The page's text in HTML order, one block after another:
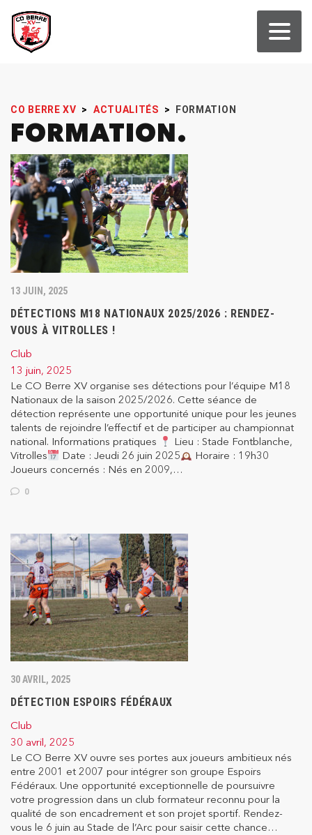
CO BERRE XV > ACTUALITÉS > FORMATION
FORMATION
13 JUIN, 2025
DÉTECTIONS M18 NATIONAUX 2025/2026 : RENDEZ-
VOUS À VITROLLES !
Club
13 juin, 2025
Le CO Berre XV organise ses détections pour l’équipe M18
Nationaux de la saison 2025/2026. Cette séance de
détection représente une opportunité unique pour les jeunes
talents de rejoindre l’effectif et de participer au championnat
national. Informations pratiques
Lieu : Stade Fontblanche,
Vitrolles
Date : Jeudi 26 juin 2025
Horaire : 19h30
Joueurs concernés : Nés en 2009,…
0
30 AVRIL, 2025
DÉTECTION ESPOIRS FÉDÉRAUX
Club
30 avril, 2025
Le CO Berre XV ouvre ses portes aux joueurs ambitieux nés
entre 2001 et 2007 pour intégrer son groupe Espoirs
Fédéraux. Une opportunité exceptionnelle de poursuivre
votre progression dans un club formateur reconnu pour la
qualité de son encadrement et son projet sportif. Rendez-
vous le 6 juin au Stade de l’Arc pour saisir cette chance…